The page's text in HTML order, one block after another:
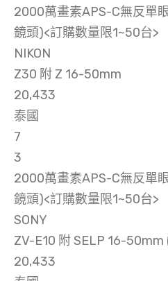
2000萬畫素APS-C無反單
鏡頭)<訂購數量限1~50台>
NIKON
Z30 附 Z 16-50mm
20,433
泰國
7
3
2000萬畫素APS-C無反單
鏡頭)<訂購數量限1~50台>
SONY
ZV-E10 附 SELP 16-50mm
20,433